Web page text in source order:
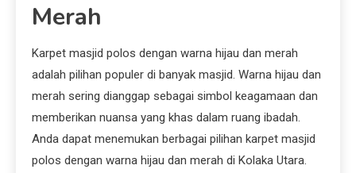
Merah
Karpet masjid polos dengan warna hijau dan merah
adalah pilihan populer di banyak masjid. Warna hijau dan
merah sering dianggap sebagai simbol keagamaan dan
memberikan nuansa yang khas dalam ruang ibadah.
Anda dapat menemukan berbagai pilihan karpet masjid
polos dengan warna hijau dan merah di Kolaka Utara.